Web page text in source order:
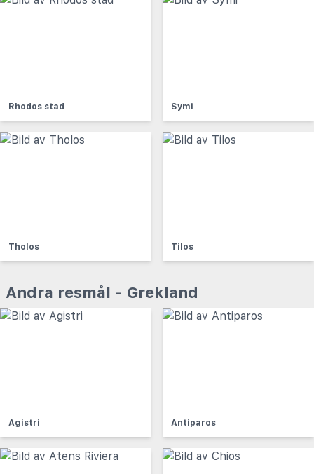
Rhodos stad Symi
Tholos Tilos
Andra resmål - Grekland
Agistri Antiparos